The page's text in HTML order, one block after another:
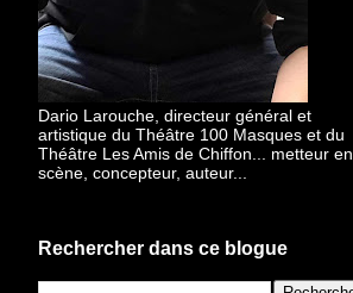
Dario Larouche, directeur général et
artistique du Théâtre 100 Masques et du
Théâtre Les Amis de Chiffon... metteur en
scène, concepteur, auteur...
Rechercher dans ce blogue